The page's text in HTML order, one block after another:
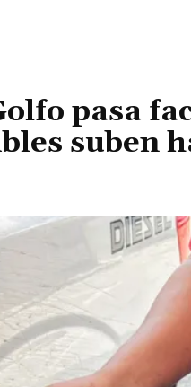
pasa
suben